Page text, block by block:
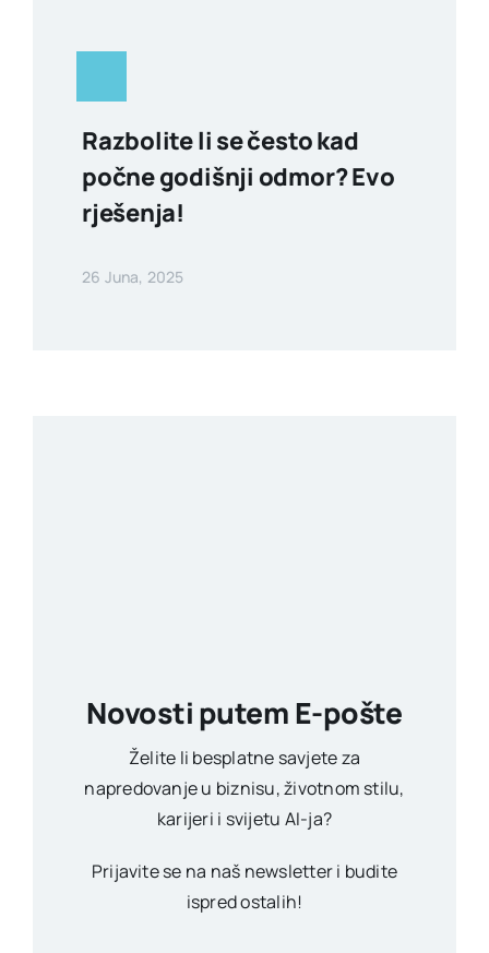
Razbolite li se često kad
počne godišnji odmor? Evo
rješenja!
26 Juna, 2025
Novosti putem E-pošte
Želite li besplatne savjete za
napredovanje u biznisu, životnom stilu,
karijeri i svijetu AI-ja?
Prijavite se na naš newsletter i budite
ispred ostalih!